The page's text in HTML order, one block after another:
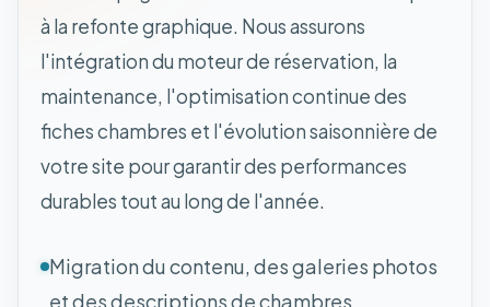
à la refonte graphique. Nous assurons
l'intégration du moteur de réservation, la
maintenance, l'optimisation continue des
fiches chambres et l'évolution saisonnière de
votre site pour garantir des performances
durables tout au long de l'année.
Migration du contenu, des galeries photos
et des descriptions de chambres